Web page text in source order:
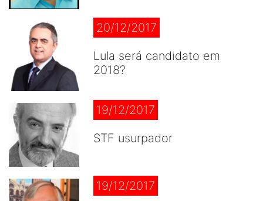
20/12/2017
Lula será candidato em
2018?
19/12/2017
STF usurpador
19/12/2017